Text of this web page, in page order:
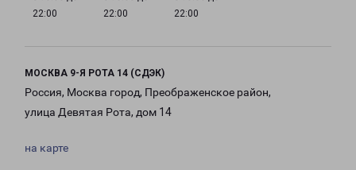
22:00
22:00
22:00
МОСКВА 9-Я РОТА 14 (СДЭК)
Россия, Москва город, Преображенское район,
улица Девятая Рота, дом 14
на карте